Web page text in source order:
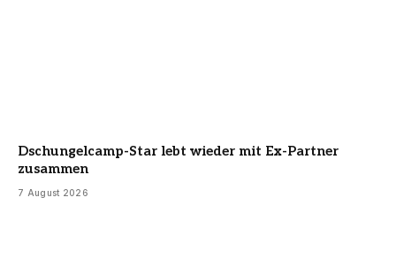
Dschungelcamp-Star lebt wieder mit Ex-Partner
zusammen
7 August 2026